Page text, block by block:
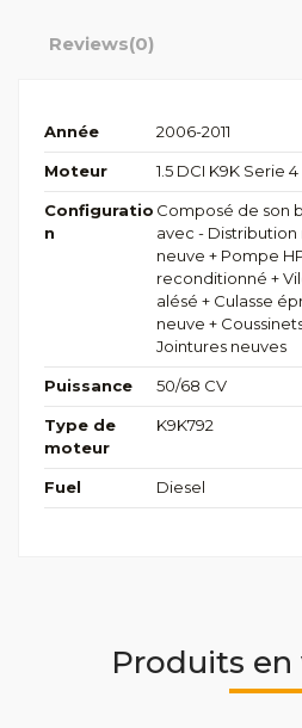
Reviews(0)
Année 2006-2011
Moteur 1.5 DCI K9K Serie 4
Configuratio
n
Composé de son
avec - Distribution
neuve + Pompe
reconditionné +
alésé + Culasse
neuve +
Jointures neuves
Puissance 50/68 CV
Type de
moteur
K9K792
Fuel Diesel
Produits